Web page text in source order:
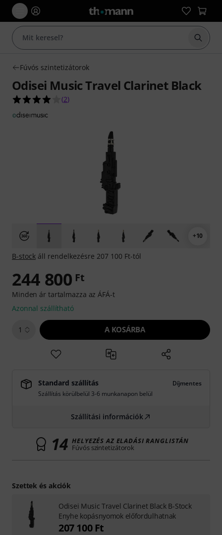
Fúvós szintetizátorok
Odisei Music Travel Clarinet Black
4.0/5 csillag, összesen 2 értékelés alapján
(2)
+10
B-stock áll rendelkezésre 207 100 Ft-tól
244 800 Ft
Minden ár tartalmazza az ÁFÁ-t
Azonnal szállítható
1 A KOSÁRBA
Standard szállítás
Díjmentes
Szállítás körülbelül 3-6 munkanapon belül
Szállítási információk
14 HELYEZÉS AZ ELADÁSI RANGLISTÁN
Fúvós szintetizátorok
Szettek és akciók
Odisei Music Travel Clarinet Black B-Stock
Enyhe kopásnyomok előfordulhatnak
207 100 Ft